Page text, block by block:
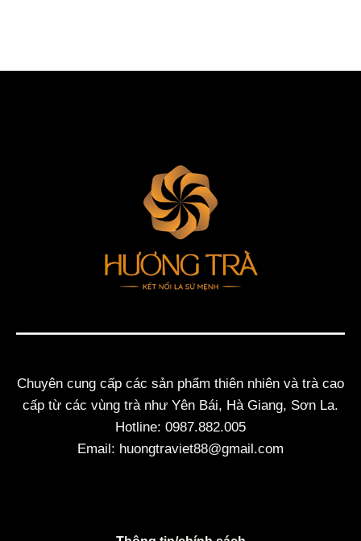
Chuyên cung cấp các sản phẩm thiên nhiên và trà cao
cấp từ các vùng trà như Yên Bái, Hà Giang, Sơn La.
Hotline: 0987.882.005
Email: huongtraviet88@gmail.com